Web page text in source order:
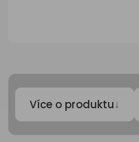
Více o produktu↓